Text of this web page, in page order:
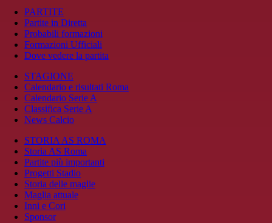
PARTITE
Partite in Diretta
Probabili formazioni
Formazioni Ufficiali
Dove vedere la partita
STAGIONE
Calendario e risultati Roma
Calendario Serie A
Classifica Serie A
News Calcio
STORIA AS ROMA
Storia AS Roma
Partite più importanti
Progetti Stadio
Storia delle maglie
Maglia attuale
Inni e Cori
Sponsor